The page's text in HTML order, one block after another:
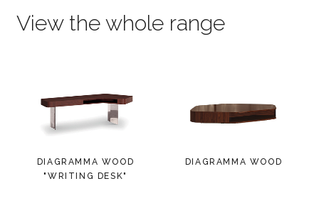
View the whole range
DIAGRAMMA WOOD
"WRITING DESK"
DIAGRAMMA WOOD